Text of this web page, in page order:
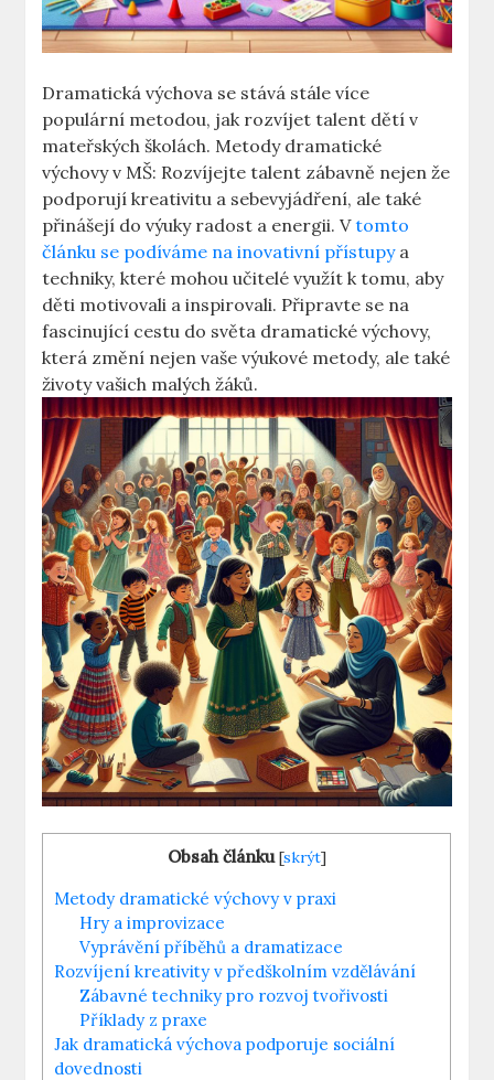
Dramatická výchova se stává stále více
populární metodou, jak rozvíjet talent dětí v
mateřských školách. Metody dramatické
výchovy v MŠ: Rozvíjejte talent zábavně nejen že
podporují kreativitu a sebevyjádření, ale také
přinášejí do výuky radost a energii. Vtomto
článku se podíváme na inovativní přístupya
techniky, které mohou učitelé využít k tomu, aby
děti motivovali a inspirovali. Připravte se na
fascinující cestu do světa dramatické výchovy,
která změní nejen vaše výukové metody, ale také
životy vašich malých žáků.
Obsah článku [skrýt]
Metody dramatické výchovy v praxi
Hry a improvizace
Vyprávění příběhů a dramatizace
Rozvíjení kreativity v předškolním vzdělávání
Zábavné techniky pro rozvoj tvořivosti
Příklady z praxe
Jak dramatická výchova podporuje sociální
dovednosti